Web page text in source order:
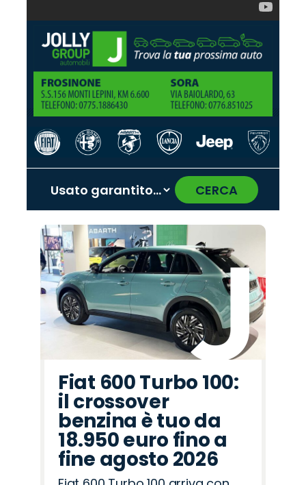
CERCA
Promo
Lancia
Promo
Opel
Promo
Jeep
Promo
Citroën
Promo
Omoda
Promo
Abarth
Promo
Mazda
Promo
Fiat
Promo
Cupra
Promo
Jaecoo
Promo
Peugeot
Promo
Seat
Promo
Alfa
Romeo
Promo
Land
Rover
Promo
Hyundai
‹ ›
Fiat 600 Turbo 100:
il crossover
benzina è tuo da
18.950 euro fino a
fine agosto 2026